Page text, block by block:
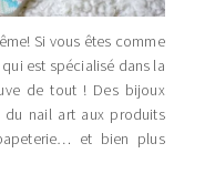
Si vous êtes comme
est spécialisé dans la
de tout ! Des bijoux
du nail art aux produits
et bien plus